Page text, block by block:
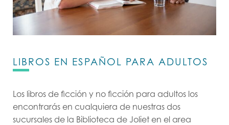
LIBROS EN ESPAÑOL PARA ADULTOS
Los libros de ficción y no ficción para adultos los
encontrarás en cualquiera de nuestras dos
sucursales de la Biblioteca de Joliet en el area